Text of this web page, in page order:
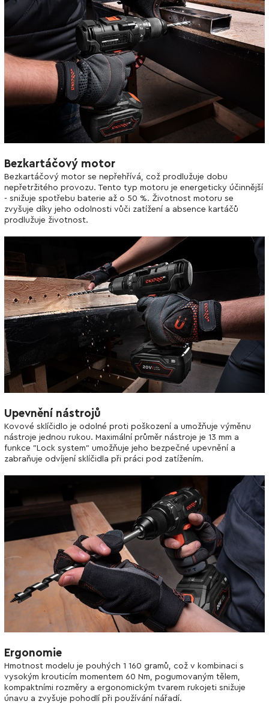
Bezkartáčový motor
Bezkartáčový motor se nepřehřívá, což prodlužuje dobu
nepřetržitého provozu. Tento typ motoru je energeticky účinnější
- snižuje spotřebu baterie až o 50 %. Životnost motoru se
zvyšuje díky jeho odolnosti vůči zatížení a absence kartáčů
prodlužuje životnost.
Upevnění nástrojů
Kovové sklíčidlo je odolné proti poškození a umožňuje výměnu
nástroje jednou rukou. Maximální průměr nástroje je 13 mm a
funkce "Lock system" umožňuje jeho bezpečné upevnění a
zabraňuje odvíjení sklíčidla při práci pod zatížením.
Ergonomie
Hmotnost modelu je pouhých 1 160 gramů, což v kombinaci s
vysokým krouticím momentem 60 Nm, pogumovaným tělem,
kompaktními rozměry a ergonomickým tvarem rukojeti snižuje
únavu a zvyšuje pohodlí při používání nářadí.